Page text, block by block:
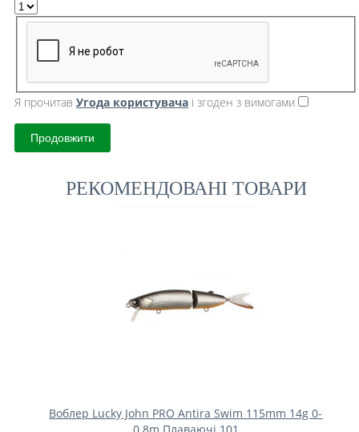
Я прочитав Угода користувача і згоден з вимогами
Продовжити
РЕКОМЕНДОВАНІ ТОВАРИ
Воблер Lucky John PRO Antira Swim 115mm 14g 0-
0.8m Плаваючі 101